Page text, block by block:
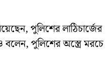
পুলিশের লাঠিচার্জের
বলেন, পুলিশের অস্ত্রে মরচে